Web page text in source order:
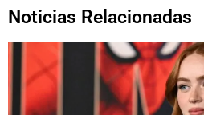
Noticias Relacionadas